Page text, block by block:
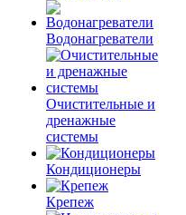
Водонагреватели
Очистительные и
дренажные
системы
Кондиционеры
Крепеж